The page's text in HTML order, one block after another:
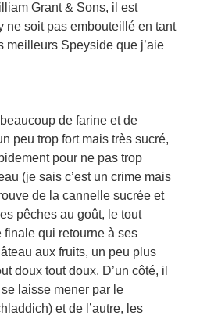
Grant & Sons, il est
ne soit pas embouteillé en tant
meilleurs Speyside que j’aie
de farine et de
peu trop fort mais très sucré,
pour ne pas trop
(je sais c’est un crime mais
de la cannelle sucrée et
pêches au goût, le tout
qui retourne à ses
aux fruits, un peu plus
doux tout doux. D’un côté, il
laisse mener par le
et de l’autre, les